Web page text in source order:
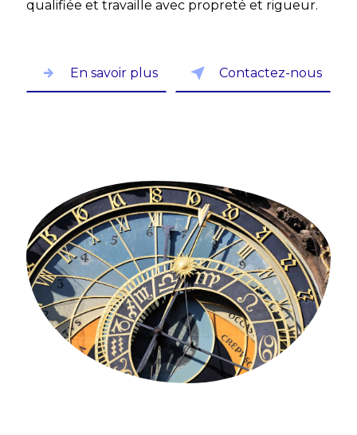
qualifiée et travaille avec propreté et rigueur.
En savoir plus Contactez-nous